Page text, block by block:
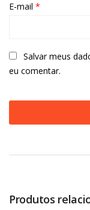
E-mail *
Salvar meus
eu comentar.
Produtos